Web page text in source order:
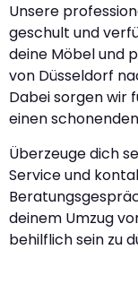
Unsere
geschult und
deine Möbel und
von Düsseldorf
Dabei sorgen wir
einen
Überzeuge dich
Service und
deinem Umzug
behilflich sein zu